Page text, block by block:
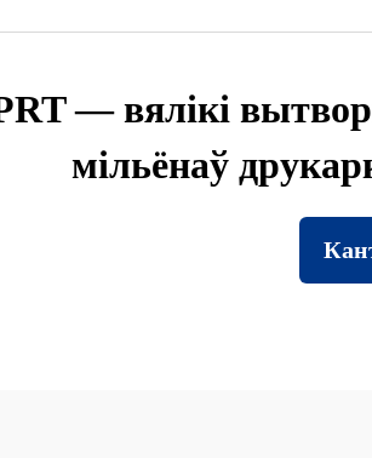
— вялікі
мільёнаў